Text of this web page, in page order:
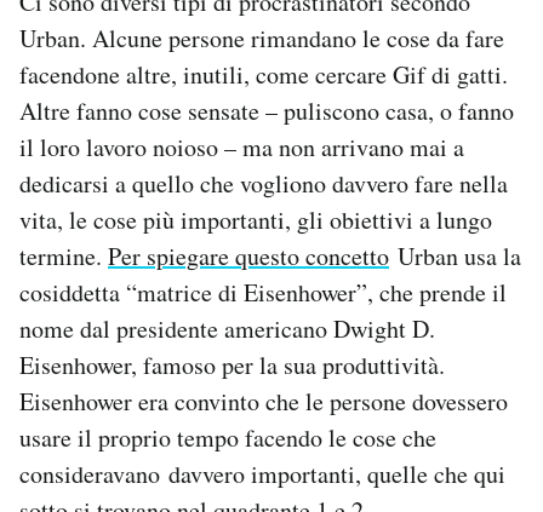
Urban. Alcune persone rimandano le cose da fare
facendone altre, inutili, come cercare Gif di gatti.
Altre fanno cose sensate – puliscono casa, o fanno
il loro lavoro noioso – ma non arrivano mai a
dedicarsi a quello che vogliono davvero fare nella
vita, le cose più importanti, gli obiettivi a lungo
termine. Per spiegare questo concetto Urban usa la
cosiddetta “matrice di Eisenhower”, che prende il
nome dal presidente americano Dwight D.
Eisenhower, famoso per la sua produttività.
Eisenhower era convinto che le persone dovessero
usare il proprio tempo facendo le cose che
consideravano davvero importanti, quelle che qui